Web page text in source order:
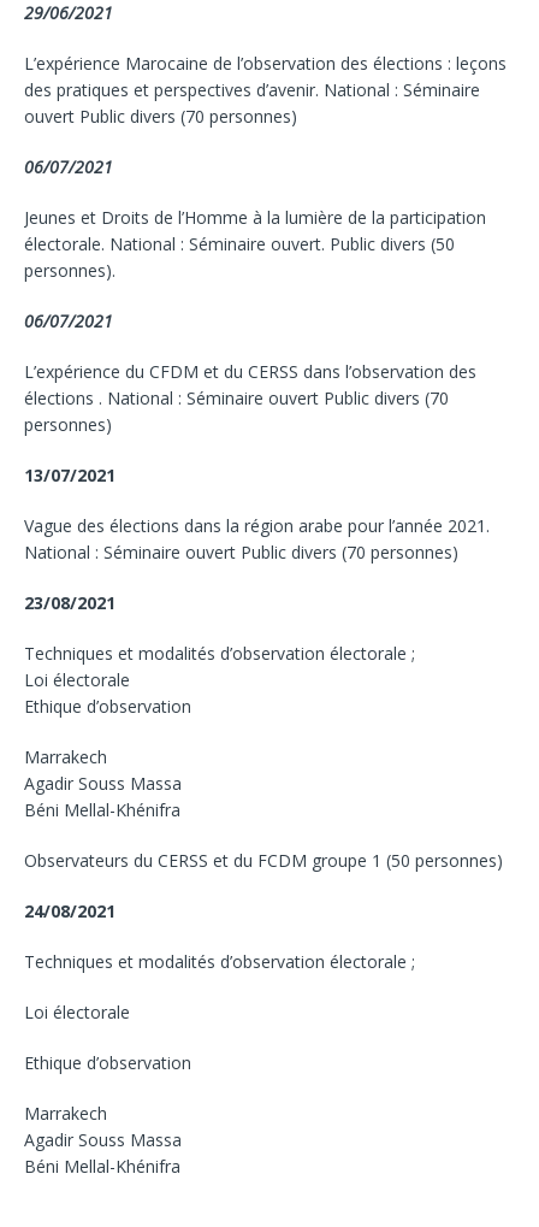
29/06/2021
L’expérience Marocaine de l’observation des élections : leçons
des pratiques et perspectives d’avenir. National : Séminaire
ouvert Public divers (70 personnes)
06/07/2021
Jeunes et Droits de l’Homme à la lumière de la participation
électorale. National : Séminaire ouvert. Public divers (50
personnes).
06/07/2021
L’expérience du CFDM et du CERSS dans l’observation des
élections . National : Séminaire ouvert Public divers (70
personnes)
13/07/2021
Vague des élections dans la région arabe pour l’année 2021.
National : Séminaire ouvert Public divers (70 personnes)
23/08/2021
Techniques et modalités d’observation électorale ;
Loi électorale
Ethique d’observation
Marrakech
Agadir Souss Massa
Béni Mellal-Khénifra
Observateurs du CERSS et du FCDM groupe 1 (50 personnes)
24/08/2021
Techniques et modalités d’observation électorale ;
Loi électorale
Ethique d’observation
Marrakech
Agadir Souss Massa
Béni Mellal-Khénifra